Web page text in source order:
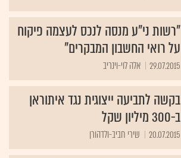
"רשות ני"ע מנסה לנכס לעצמה פיקוח
על רואי החשבון המבקרים"
29.07.2015 אלה לוי-וינריב
בקשה לתביעה ייצוגית נגד איתוראן
ב-300 מיליון שקל
20.07.2015 שירי חביב-ולדהורן